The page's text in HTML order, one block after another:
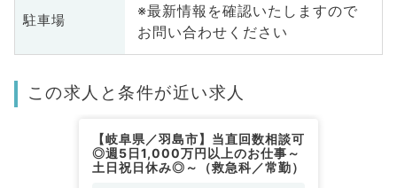
駐車場
※最新情報を確認いたしますので
お問い合わせください
この求人と条件が近い求人
【岐阜県／羽島市】当直回数相談可
◎週5日1,000万円以上のお仕事～
土日祝日休み◎～（救急科／常勤）